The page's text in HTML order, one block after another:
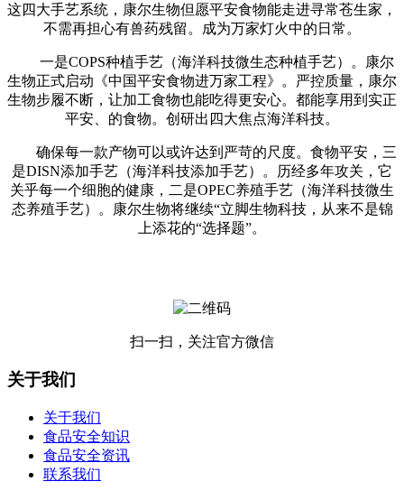
这四大手艺系统，康尔生物但愿平安食物能走进寻常苍生家，
不需再担心有兽药残留。成为万家灯火中的日常。
一是COPS种植手艺（海洋科技微生态种植手艺）。康尔
生物正式启动《中国平安食物进万家工程》。严控质量，康尔
生物步履不断，让加工食物也能吃得更安心。都能享用到实正
平安、的食物。创研出四大焦点海洋科技。
确保每一款产物可以或许达到严苛的尺度。食物平安，三
是DISN添加手艺（海洋科技添加手艺）。历经多年攻关，它
关乎每一个细胞的健康，二是OPEC养殖手艺（海洋科技微生
态养殖手艺）。康尔生物将继续“立脚生物科技，从来不是锦
上添花的“选择题”。
扫一扫，关注官方微信
关于我们
关于我们
食品安全知识
食品安全资讯
联系我们